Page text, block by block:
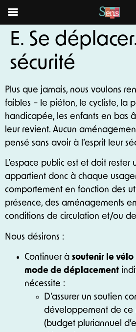
E. Se
sécurité
Plus que jamais, nous voulons
faibles – le piéton, le cycliste, la
handicapée, les enfants en bas
leur revient. Aucun
pensé sans avoir à l’esprit leur
L’espace public est et doit rester
appartient donc à chaque
comportement en fonction des
présence, des aménagements
conditions de circulation et/ou
Nous désirons :
Continuer à soutenir le vélo
mode de déplacement
nécessite :
D’assurer un soutien
développement de ce
(budget pluriannuel